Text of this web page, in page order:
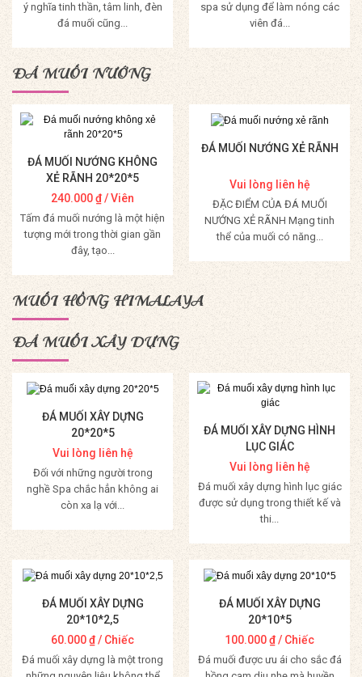
ý nghĩa tinh thần, tâm linh, đèn
đá muối cũng...
Mua Hàng
spa sử dụng để làm nóng các
viên đá...
Mua Hàng
ĐÁ MUỐI NƯỚNG
ĐÁ MUỐI NƯỚNG KHÔNG
XẺ RÃNH 20*20*5
240.000₫/ Viên
Tấm đá muối nướng là một hiện
tượng mới trong thời gian gần
đây, tạo...
Mua Hàng
ĐÁ MUỐI NƯỚNG XẺ RÃNH
Vui lòng liên hệ
ĐẶC ĐIỂM CỦA ĐÁ MUỐI
NƯỚNG XẺ RÃNH Mạng tinh
thể của muối có năng...
Mua Hàng
MUỐI HỒNG HIMALAYA
ĐÁ MUỐI XÂY DỰNG
ĐÁ MUỐI XÂY DỰNG
20*20*5
Vui lòng liên hệ
Đối với những người trong
nghề Spa chắc hẳn không ai
còn xa lạ với...
Mua Hàng
ĐÁ MUỐI XÂY DỰNG HÌNH
LỤC GIÁC
Vui lòng liên hệ
Đá muối xây dựng hình lục giác
được sử dụng trong thiết kế và
thi...
Mua Hàng
ĐÁ MUỐI XÂY DỰNG
20*10*2,5
60.000₫/ Chiếc
Đá muối xây dựng là một trong
ĐÁ MUỐI XÂY DỰNG
20*10*5
100.000₫/ Chiếc
Đá muối được ưu ái cho sắc đá